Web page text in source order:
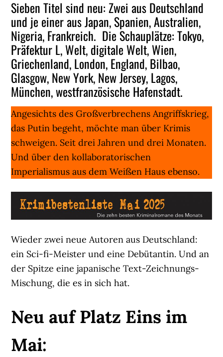
Sieben Titel sind neu: Zwei aus Deutschland
und je einer aus Japan, Spanien, Australien,
Nigeria, Frankreich. Die Schauplätze: Tokyo,
Präfektur L, Welt, digitale Welt, Wien,
Griechenland, London, England, Bilbao,
Glasgow, New York, New Jersey, Lagos,
München, westfranzösische Hafenstadt.
Angesichts des Großverbrechens Angriffskrieg,
das Putin begeht, möchte man über Krimis
schweigen. Seit drei Jahren und drei Monaten.
Und über den kollaboratorischen
Imperialismus aus dem Weißen Haus ebenso.
Wieder zwei neue Autoren aus Deutschland:
ein Sci-fi-Meister und eine Debütantin. Und an
der Spitze eine japanische Text-Zeichnungs-
Mischung, die es in sich hat.
Neu auf Platz Eins im
Mai: